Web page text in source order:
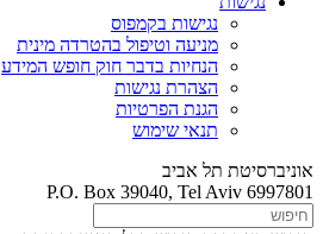
נגישות בקמפוס
מניעה וטיפול בהטרדה מינית
הנחיות בדבר חוק חופש המידע
הצהרת נגישות
הגנת הפרטיות
תנאי שימוש
אוניברסיטת תל אביב
P.O. Box 39040, Tel Aviv 6997801